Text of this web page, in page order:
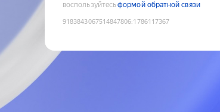
воспользуйтесьформой обратной связи
9183843067514847806:1786117367